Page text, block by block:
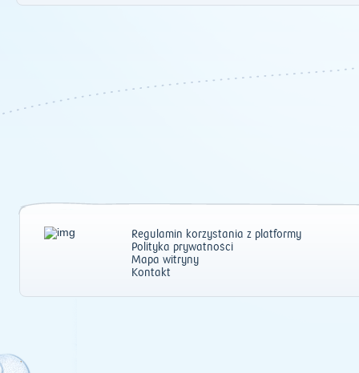
2011| 2012|
Regulamin korzystania z platformy
Polityka prywatności
Mapa witryny
Kontakt